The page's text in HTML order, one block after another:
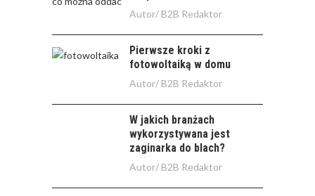
Autor/ B2B Redaktor
Pierwsze kroki z
fotowoltaiką w domu
Autor/ B2B Redaktor
W jakich branżach
wykorzystywana jest
zaginarka do blach?
Autor/ B2B Redaktor